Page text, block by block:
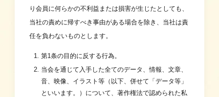
り会員に何らかの不利益または損害が生じたとしても、
当社の責めに帰すべき事由がある場合を除き、当社は責
任を負わないものとします。
第1条の目的に反する行為。
当会を通じて入手した全てのデータ、情報、文章、
音、映像、イラスト等（以下、併せて「データ等」
といいます。）について、著作権法で認められた私